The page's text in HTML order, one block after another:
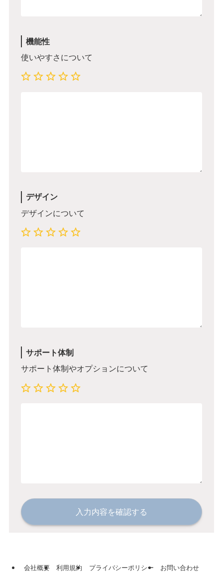
機能性
使いやすさについて
デザイン
デザインについて
サポート体制
サポート体制やオプションについて
入力内容を確認する
会社概要 利用規約 プライバシーポリシー お問い合わせ